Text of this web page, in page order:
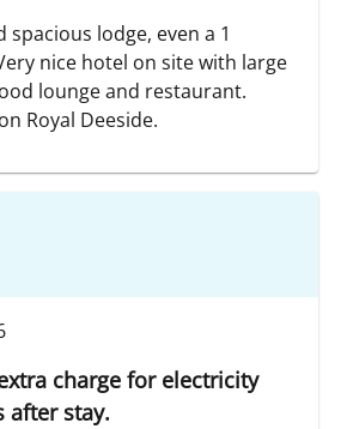
spacious lodge, even a 1
nice hotel on site with large
lounge and restaurant.
Royal Deeside.
charge for electricity
after stay.